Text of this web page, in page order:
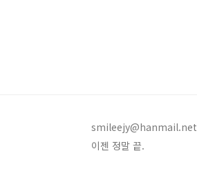
smileejy@hanmail.net
이젠 정말 끝.